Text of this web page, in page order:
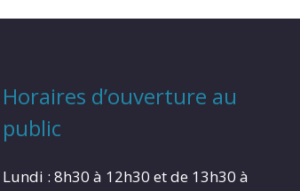
Horaires d’ouverture au
public
Lundi : 8h30 à 12h30 et de 13h30 à